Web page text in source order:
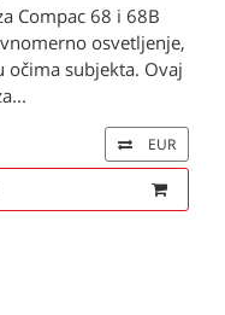
Compac 68 i 68B
osvetljenje,
očima subjekta. Ovaj
EUR